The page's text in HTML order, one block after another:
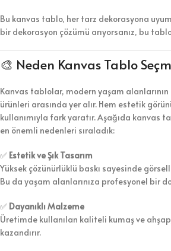
Bu kanvas tablo, her tarz dekorasyona
bir dekorasyon çözümü arıyorsanız, bu
🎨 Neden Kanvas Tablo
Kanvas tablolar, modern yaşam
ürünleri arasında yer alır. Hem estetik
kullanımıyla fark yaratır. Aşağıda kanvas
en önemli nedenleri sıraladık:
✅ Estetik ve Şık Tasarım
Yüksek çözünürlüklü baskı sayesinde
Bu da yaşam alanlarınıza profesyonel bir
✅ Dayanıklı Malzeme
Üretimde kullanılan kaliteli kumaş ve
kazandırır.